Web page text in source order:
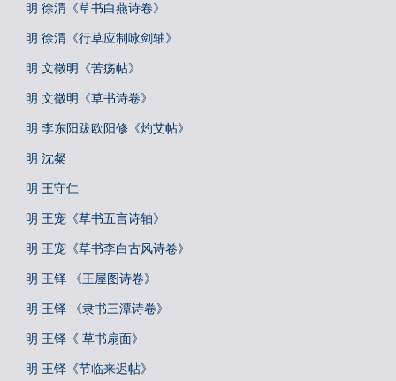
明 徐渭《草书白燕诗卷》
明 徐渭《行草应制咏剑轴》
明 文徵明《苦疡帖》
明 文徵明《草书诗卷》
明 李东阳跋欧阳修《灼艾帖》
明 沈粲
明 王守仁
明 王宠《草书五言诗轴》
明 王宠《草书李白古风诗卷》
明 王铎 《王屋图诗卷》
明 王铎 《隶书三潭诗卷》
明 王铎《 草书扇面》
明 王铎《节临来迟帖》